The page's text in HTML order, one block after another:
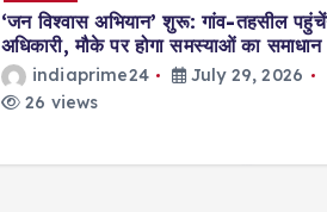
‘जन विश्वास अभियान’ शुरू: गांव-तहसील
अधिकारी, मौके पर होगा समस्याओं का समाधान
indiaprime24
July 29, 2026
26 views